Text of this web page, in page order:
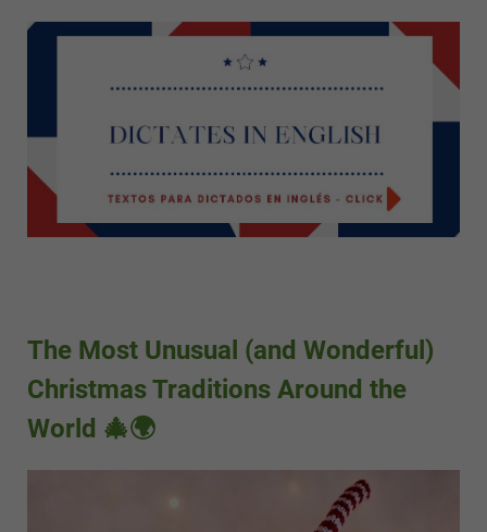
The Most Unusual (and Wonderful)
Christmas Traditions Around the
World 🎄🌍